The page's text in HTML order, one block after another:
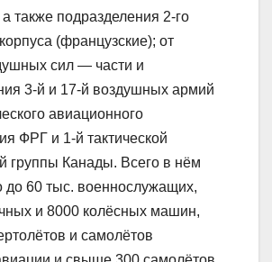
а также подразделения 2-го
(французские); от
сил — части и
3-й и 17-й воздушных армий
авиационного
ФРГ и 1-й тактической
группы Канады. Всего в нём
до 60 тыс. военнослужащих,
и 8000 колёсных машин,
и самолётов